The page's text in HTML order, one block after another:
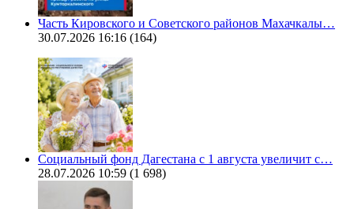
Часть Кировского и Советского районов Махачкалы…
30.07.2026 16:16 (164)
Социальный фонд Дагестана с 1 августа увеличит с…
28.07.2026 10:59 (1 698)